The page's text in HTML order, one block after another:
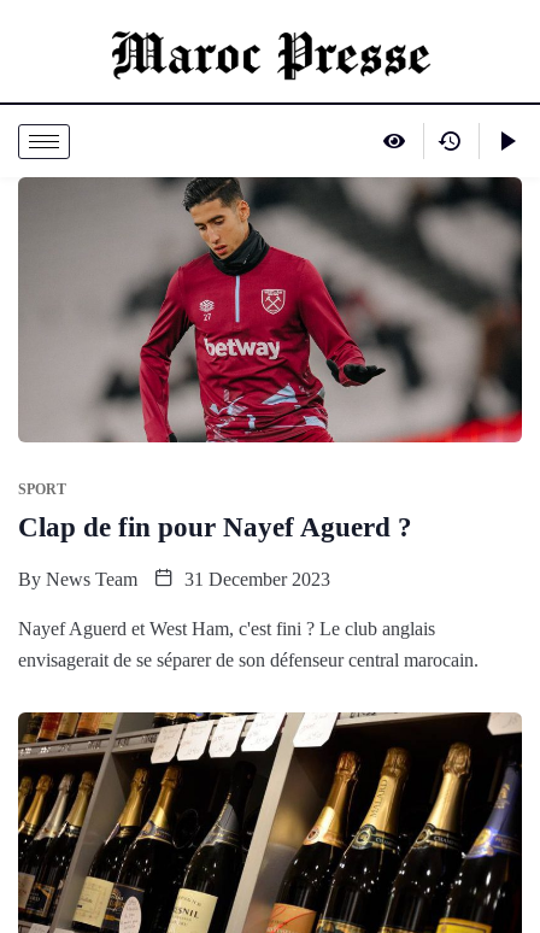
SPORT
Clap de fin pour Nayef Aguerd ?
By News Team 31 December 2023
Nayef Aguerd et West Ham, c'est fini ? Le club anglais
envisagerait de se séparer de son défenseur central marocain.